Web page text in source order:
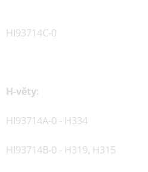
HI93714C-0
H-věty:
HI93714A-0 - H334
HI93714B-0 - H319, H315